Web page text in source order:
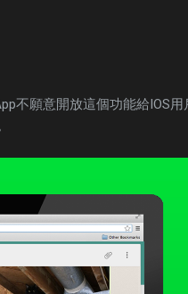
不願意開放這個功能給IOS用